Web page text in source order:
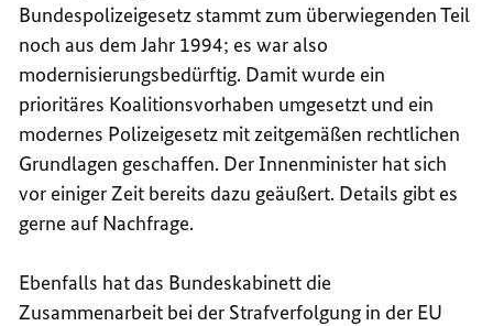
Bundespolizeigesetz stammt zum überwiegenden Teil
noch aus dem Jahr 1994; es war also
modernisierungsbedürftig. Damit wurde ein
prioritäres Koalitionsvorhaben umgesetzt und ein
modernes Polizeigesetz mit zeitgemäßen rechtlichen
Grundlagen geschaffen. Der Innenminister hat sich
vor einiger Zeit bereits dazu geäußert. Details gibt es
gerne auf Nachfrage.
Ebenfalls hat das Bundeskabinett die
Zusammenarbeit bei der Strafverfolgung in der EU